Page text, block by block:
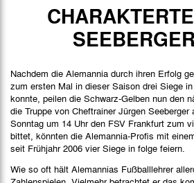
Spielbericht
Stimmen
Bilder
Nachdem die Alemannia durch ihren Erfolg
zum ersten Mal in dieser Saison drei Siege
konnte, peilen die Schwarz-Gelben nun den
die Truppe von Cheftrainer Jürgen Seeberger
Sonntag um 14 Uhr den FSV Frankfurt zum
bittet, könnten die Alemannia-Profis mit
seit Frühjahr 2006 vier Siege in folge feiern.
Wie so oft hält Alemannias Fußballlehrer